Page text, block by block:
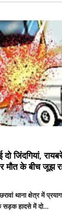
जिंदगियां,
मौत के बीच जूझ
थाना क्षेत्र में
सड़क हादसे में दो…